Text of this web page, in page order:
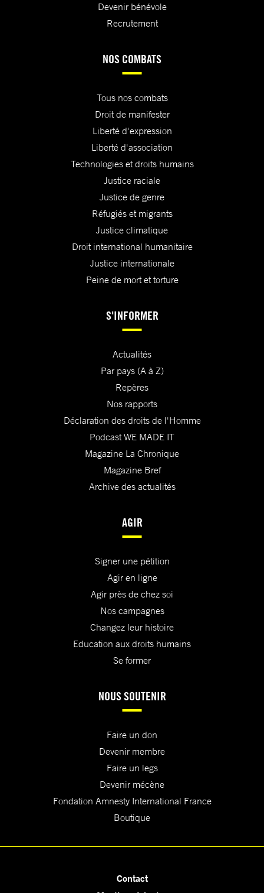
Devenir bénévole
Recrutement
NOS COMBATS
Tous nos combats
Droit de manifester
Liberté d'expression
Liberté d'association
Technologies et droits humains
Justice raciale
Justice de genre
Réfugiés et migrants
Justice climatique
Droit international humanitaire
Justice internationale
Peine de mort et torture
S'INFORMER
Actualités
Par pays (A à Z)
Repères
Nos rapports
Déclaration des droits de l'Homme
Podcast WE MADE IT
Magazine La Chronique
Magazine Bref
Archive des actualités
AGIR
Signer une pétition
Agir en ligne
Agir près de chez soi
Nos campagnes
Changez leur histoire
Education aux droits humains
Se former
NOUS SOUTENIR
Faire un don
Devenir membre
Faire un legs
Devenir mécène
Fondation Amnesty International France
Boutique
Contact